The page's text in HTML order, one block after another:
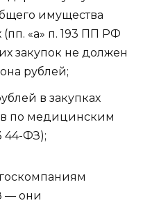
имущества
«а» п. 193 ПП РФ
закупок не должен
рублей;
в закупках
по медицинским
44-ФЗ);
— они